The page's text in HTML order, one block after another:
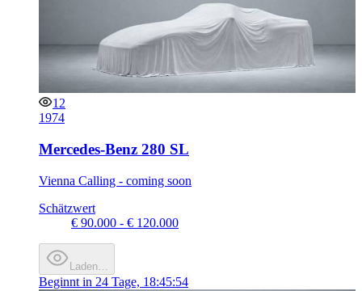
12
1974
Mercedes-Benz 280 SL
Vienna Calling - coming soon
Schätzwert
€ 90.000 - € 120.000
Laden…
Beginnt in 24 Tage, 18:45:54